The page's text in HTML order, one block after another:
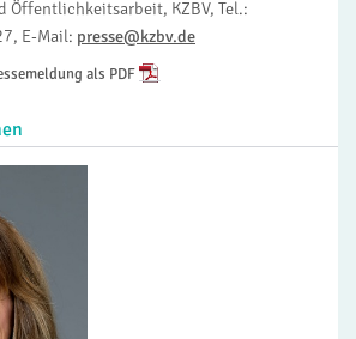
Öffentlichkeitsarbeit, KZBV, Tel.:
E-Mail: presse@kzbv.de
als PDF